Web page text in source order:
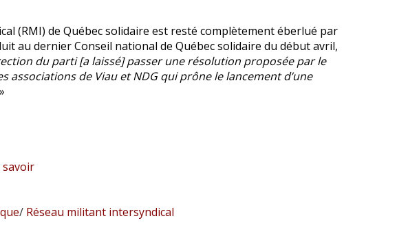
(RMI) de Québec solidaire est resté complètement éberlué par
au dernier Conseil national de Québec solidaire du début avril,
du parti [a laissé] passer une résolution proposée par le
associations de Viau et NDG qui prône le lancement d’une
savoir
/Réseau militant intersyndical